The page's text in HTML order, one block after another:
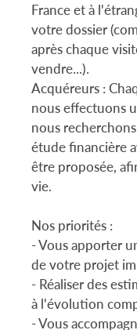
France et à
votre dossier
après chaque
vendre...).
Acquéreurs :
nous effectuons
nous
étude financière
être proposée,
vie.
Nos priorités :
- Vous apporter
de votre projet
- Réaliser des
à l'évolution
- Vous